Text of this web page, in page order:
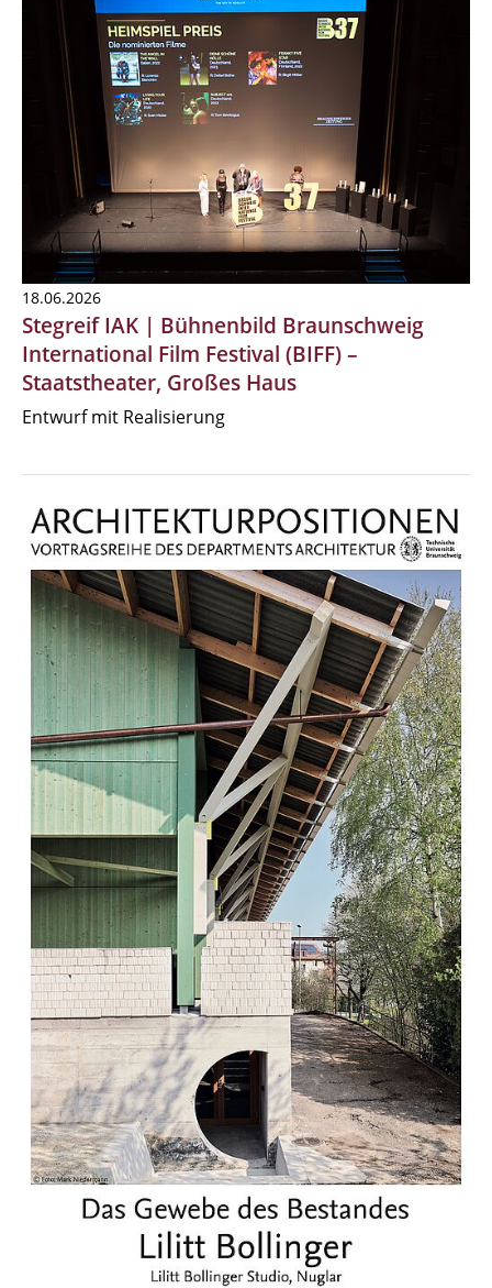
18.06.2026
Stegreif IAK | Bühnenbild Braunschweig
International Film Festival (BIFF) –
Staatstheater, Großes Haus
Entwurf mit Realisierung